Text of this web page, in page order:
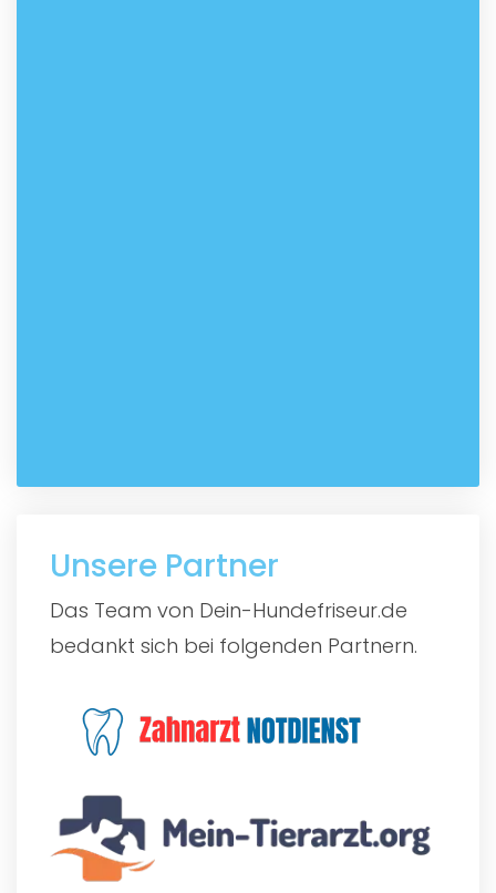
Unsere Partner
Das Team von Dein-Hundefriseur.de
bedankt sich bei folgenden Partnern.